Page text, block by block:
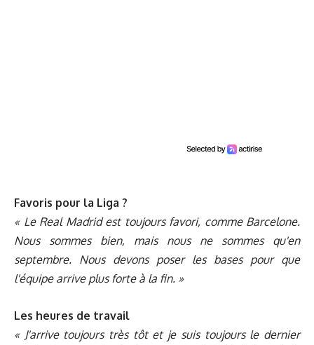
Favoris pour la Liga ?
« Le Real Madrid est toujours favori, comme Barcelone.
Nous sommes bien, mais nous ne sommes qu'en
septembre. Nous devons poser les bases pour que
l'équipe arrive plus forte à la fin. »
Les heures de travail
« J'arrive toujours très tôt et je suis toujours le dernier